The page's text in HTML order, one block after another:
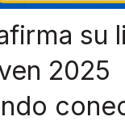
su
2025